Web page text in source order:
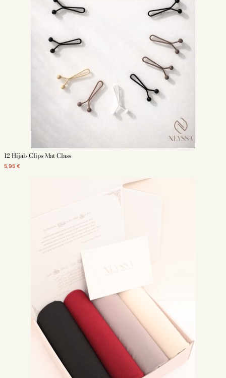
12 Hijab-Clips Mat Class
5,95 €